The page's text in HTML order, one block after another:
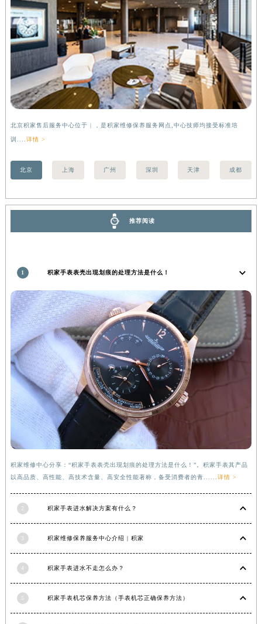
北京积家售后服务中心位于 | ，是积家维修保养服务网点,中心技师均接受标准培
训.... 详情 >
北京 上海 广州 深圳 天津 成都
推荐阅读
1 积家手表表壳出现划痕的处理方法是什么！
积家维修中心分享：“积家手表表壳出现划痕的处理方法是什么！”。积家手表其产品
以高品质、高性能、高技术含量、高安全性能著称，备受消费者的青......详情 >
2 积家手表进水解决方案有什么？
积家维修保养服务中心介绍 | 积家
4 积家手表进水不走怎么办？
5 积家手表机芯保养方法（手表机芯正确保养方法）